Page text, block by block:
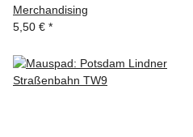
Merchandising
5,50 € *